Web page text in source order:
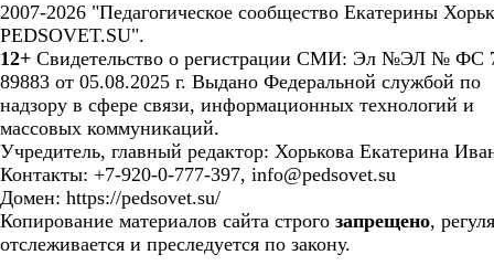
2007-2026 "Педагогическое сообщество Екатерины
PEDSOVET.SU".
12+ Свидетельство о регистрации СМИ: Эл №ЭЛ № ФС
89883 от 05.08.2025 г. Выдано Федеральной службой по
надзору в сфере связи, информационных технологий и
массовых коммуникаций.
Учредитель, главный редактор: Хорькова Екатерина
Контакты: +7-920-0-777-397, info@pedsovet.su
Домен: https://pedsovet.su/
Копирование материалов сайта строго запрещено,
отслеживается и преследуется по закону.